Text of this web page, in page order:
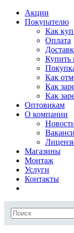
Акции
Покупателю
Как
Оплата
Купить
Как
Как
Как
Оптовикам
О компании
Магазины
Монтаж
Услуги
Контакты